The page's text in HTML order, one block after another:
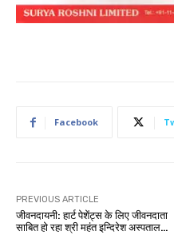
Facebook
PREVIOUS ARTICLE
जीवनदायनी: हार्ट पेशेंट्स के लिए जीवनदाता
साबित हो रहा श्री महंत इन्दिरेश अस्पताल…